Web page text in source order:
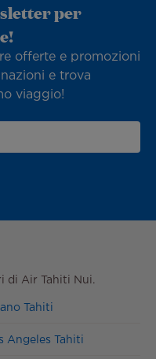
per
offerte e promozioni
e trova
viaggio!
di Air Tahiti Nui.
Tahiti
Angeles Tahiti